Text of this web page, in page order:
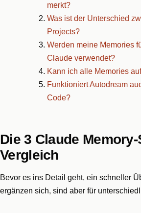
merkt?
Was ist der Unterschied
Projects?
Werden meine Memories
Claude verwendet?
Kann ich alle Memories
Funktioniert Autodream
Code?
Die 3 Claude
Vergleich
Bevor es ins Detail geht, ein schneller
ergänzen sich, sind aber für